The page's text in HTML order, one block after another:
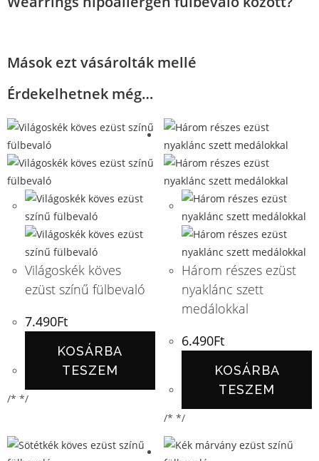
Mások ezt vásárolták mellé
Érdekelhetnek még…
Világoskék köves
ezüst színű fülbevaló
7.490Ft
KOSÁRBA
TESZEM
/* */
Három részes ezüst
nyaklánc szett
medálokkal
6.490Ft
KOSÁRBA
TESZEM
/* */